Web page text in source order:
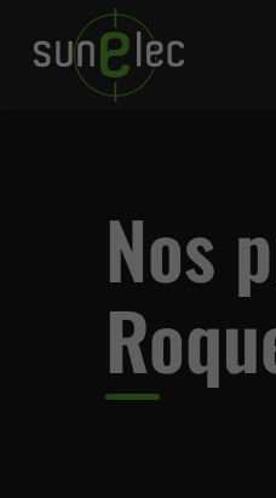
Nos